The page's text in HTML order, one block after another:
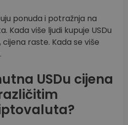
ponuda i potražnja na
Kada više ljudi kupuje USDu
raste. Kada se više
USDu cijena